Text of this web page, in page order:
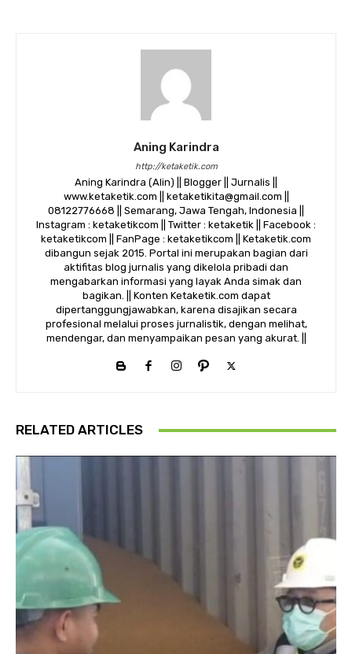
Aning Karindra
http://ketaketik.com
Aning Karindra (Alin) || Blogger || Jurnalis ||
www.ketaketik.com || ketaketikita@gmail.com ||
08122776668 || Semarang, Jawa Tengah, Indonesia ||
Instagram : ketaketikcom || Twitter : ketaketik || Facebook :
ketaketikcom || FanPage : ketaketikcom || Ketaketik.com
dibangun sejak 2015. Portal ini merupakan bagian dari
aktifitas blog jurnalis yang dikelola pribadi dan
mengabarkan informasi yang layak Anda simak dan
bagikan. || Konten Ketaketik.com dapat
dipertanggungjawabkan, karena disajikan secara
profesional melalui proses jurnalistik, dengan melihat,
mendengar, dan menyampaikan pesan yang akurat. ||
RELATED ARTICLES